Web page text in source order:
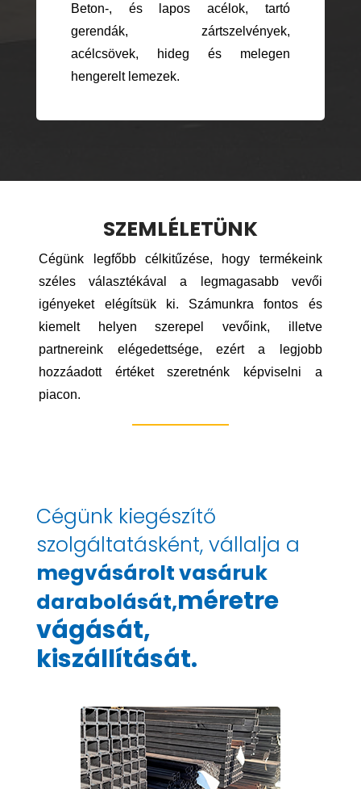
Beton-, és lapos acélok, tartó
gerendák, zártszelvények,
acélcsövek, hideg és melegen
hengerelt lemezek.
SZEMLÉLETÜNK
Cégünk legfőbb célkitűzése, hogy termékeink
széles választékával a legmagasabb vevői
igényeket elégítsük ki. Számunkra fontos és
kiemelt helyen szerepel vevőink, illetve
partnereink elégedettsége, ezért a legjobb
hozzáadott értéket szeretnénk képviselni a
piacon.
Cégünk kiegészítő
szolgáltatásként, vállalja a
megvásárolt vasáruk
darabolását,méretre
vágását,
kiszállítását.